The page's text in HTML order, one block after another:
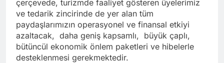
çerçevede, turizmde faaliyet gösteren üyelerimiz
ve tedarik zincirinde de yer alan tüm
paydaşlarımızın operasyonel ve finansal etkiyi
azaltacak, daha geniş kapsamlı, büyük çaplı,
bütüncül ekonomik önlem paketleri ve hibelerle
desteklenmesi gerekmektedir.